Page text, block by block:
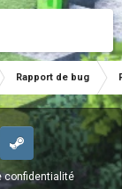
Rapport de bug
confidentialité
Steam